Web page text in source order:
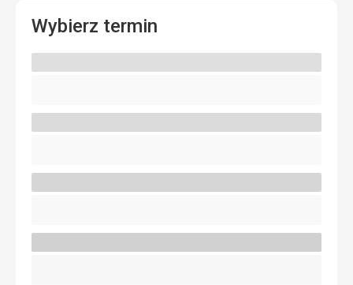
Wybierz termin